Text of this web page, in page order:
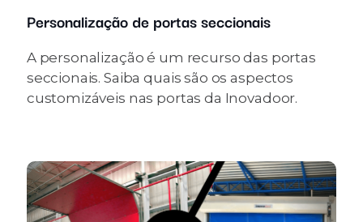
Personalização de portas seccionais
A personalização é um recurso das portas
seccionais. Saiba quais são os aspectos
customizáveis nas portas da Inovadoor.